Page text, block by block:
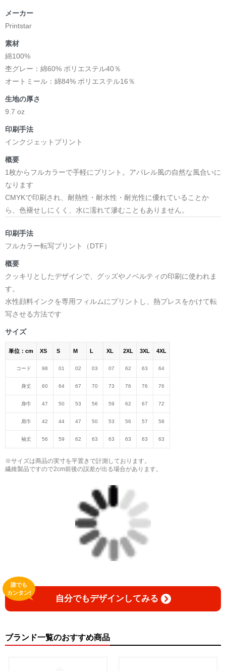
メーカー
Printstar
素材
綿100%
杢グレー：綿60% ポリエステル40％
オートミール：綿84% ポリエステル16％
生地の厚さ
9.7 oz
印刷手法
インクジェットプリント
概要
1枚からフルカラーで手軽にプリント。アパレル風の自然な風合いに
なります
CMYKで印刷され、耐熱性・耐水性・耐光性に優れていることか
ら、色褪せしにくく、水に濡れて滲むこともありません。
印刷手法
フルカラー転写プリント（DTF）
概要
クッキリとしたデザインで、グッズやノベルティの印刷に使われま
す。
水性顔料インクを専用フィルムにプリントし、熱プレスをかけて転
写させる方法です
サイズ
単位：cm XS S M L XL 2XL 3XL 4XL
コード 98 01 02 03 07 62 63 64
身丈 60 64 67 70 73 76 76 76
身巾 47 50 53 56 59 62 67 72
肩巾 42 44 47 50 53 56 57 58
袖丈 56 59 62 63 63 63 63 63
※サイズは商品の実寸を平置きで計測しております。
繊維製品ですので2cm前後の誤差が出る場合があります。
自分でもデザインしてみる
誰でも
カンタン!
ブランド一覧のおすすめ商品